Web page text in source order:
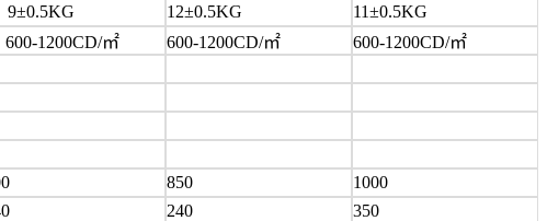
12±0.5KG 11±0.5KG
㎡ 600-1200CD/㎡
600-1200CD/㎡
850
1000
240
350